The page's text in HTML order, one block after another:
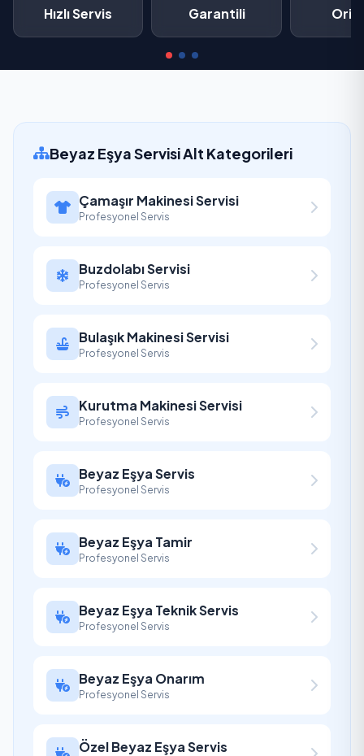
Hızlı Servis Garantili
Beyaz Eşya Servisi Alt Kategorileri
Çamaşır Makinesi Servisi
Profesyonel Servis
Buzdolabı Servisi
Profesyonel Servis
Bulaşık Makinesi Servisi
Profesyonel Servis
Kurutma Makinesi Servisi
Profesyonel Servis
Beyaz Eşya Servis
Profesyonel Servis
Beyaz Eşya Tamir
Profesyonel Servis
Beyaz Eşya Teknik Servis
Profesyonel Servis
Beyaz Eşya Onarım
Profesyonel Servis
Özel Beyaz Eşya Servis